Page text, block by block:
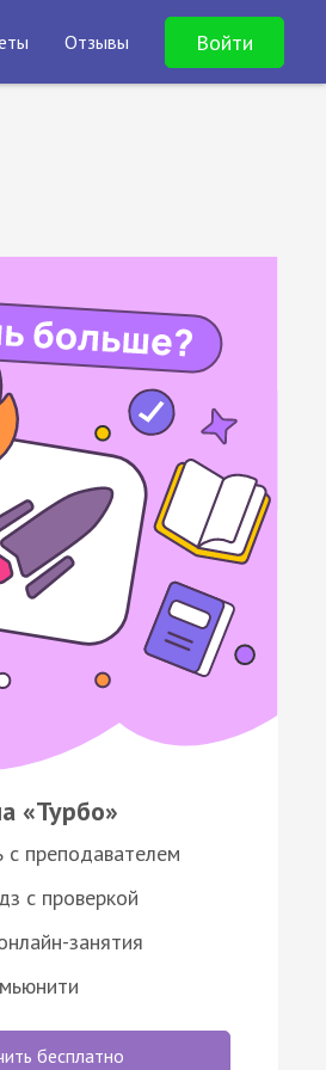
Отзывы Войти
«Турбо»
с преподавателем
с проверкой
занятия
бесплатно